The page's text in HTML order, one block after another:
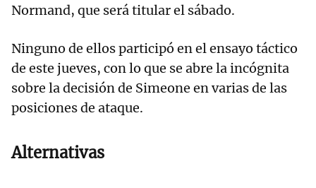
Normand, que será titular el sábado.
Ninguno de ellos participó en el ensayo táctico
de este jueves, con lo que se abre la incógnita
sobre la decisión de Simeone en varias de las
posiciones de ataque.
Alternativas